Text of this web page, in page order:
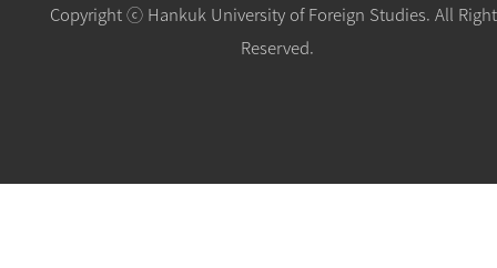
Copyright ⓒ Hankuk University of Foreign Studies. All
Reserved.